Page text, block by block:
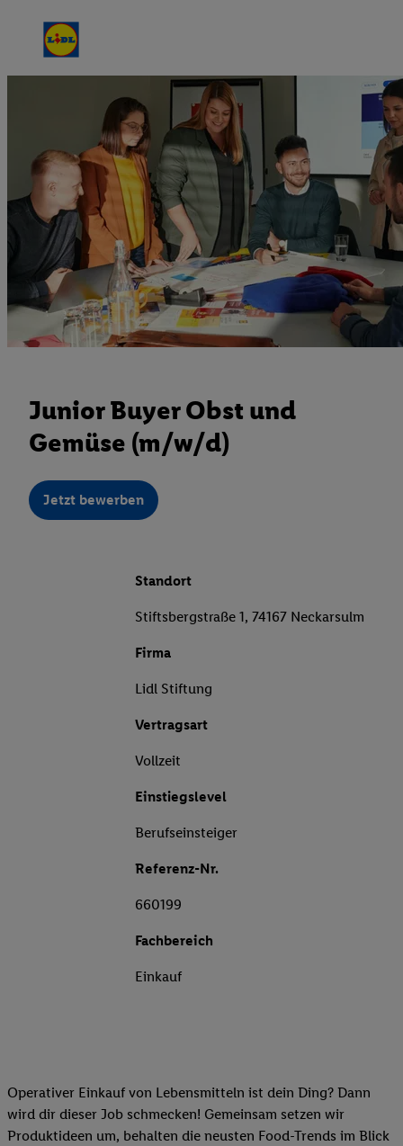
Junior Buyer Obst und
Gemüse (m/w/d)
Jetzt bewerben
Standort
Stiftsbergstraße 1, 74167 Neckarsulm
Firma
Lidl Stiftung
Vertragsart
Vollzeit
Einstiegslevel
Berufseinsteiger
Referenz-Nr.
660199
Fachbereich
Einkauf
Operativer Einkauf von Lebensmitteln ist dein Ding? Dann
wird dir dieser Job schmecken! Gemeinsam setzen wir
Produktideen um, behalten die neusten Food-Trends im Blick